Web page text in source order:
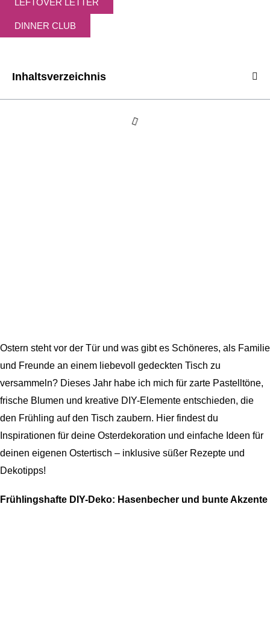
DINNER CLUB
Inhaltsverzeichnis
Ostern steht vor der Tür und was gibt es Schöneres, als Familie
und Freunde an einem liebevoll gedeckten Tisch zu
versammeln? Dieses Jahr habe ich mich für zarte Pastelltöne,
frische Blumen und kreative DIY-Elemente entschieden, die
den Frühling auf den Tisch zaubern. Hier findest du
Inspirationen für deine Osterdekoration und einfache Ideen für
deinen eigenen Ostertisch – inklusive süßer Rezepte und
Dekotipps!
Frühlingshafte DIY-Deko: Hasenbecher und bunte Akzente